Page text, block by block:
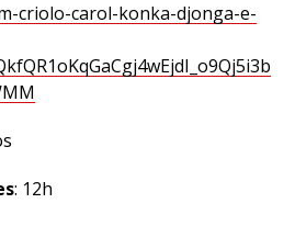
criolo-carol-konka-djonga-e-
: 12h